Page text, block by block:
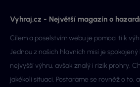
Vyhraj.cz - Největší magazín o
Cílem a poselstvím webu je pomoci ti k
Jednou z našich hlavních misí je
nejvyšší výhru, avšak znalý i rizik prohry.
jakékoli situaci. Postaráme se rovněž o to,